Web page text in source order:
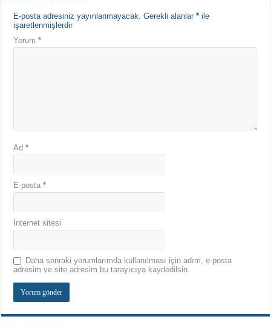
E-posta adresiniz yayınlanmayacak. Gerekli alanlar* ile
işaretlenmişlerdir
Yorum*
Ad*
E-posta*
İnternet sitesi
Daha sonraki yorumlarımda kullanılması için adım, e-posta
adresim ve site adresim bu tarayıcıya kaydedilsin.